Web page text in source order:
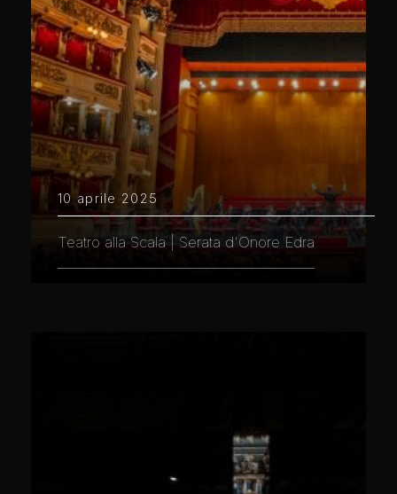
10 aprile 2025
Teatro alla Scala | Serata d'Onore Edra